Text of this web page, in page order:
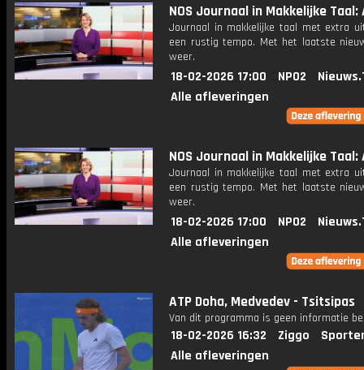
NOS Journaal in Makkelijke Taal:
Journaal in makkelijke taal met extra
een rustig tempo. Met het laatste
weer.
18-02-2026 17:00 NPO2
Alle afleveringen
NOS Journaal in Makkelijke Taal:
Journaal in makkelijke taal met extra
een rustig tempo. Met het laatste
weer.
18-02-2026 17:00 NPO2
Alle afleveringen
ATP Doha, Medvedev - Tsitsipas
Van dit programma is geen informatie
18-02-2026 16:32 Ziggo
Alle afleveringen